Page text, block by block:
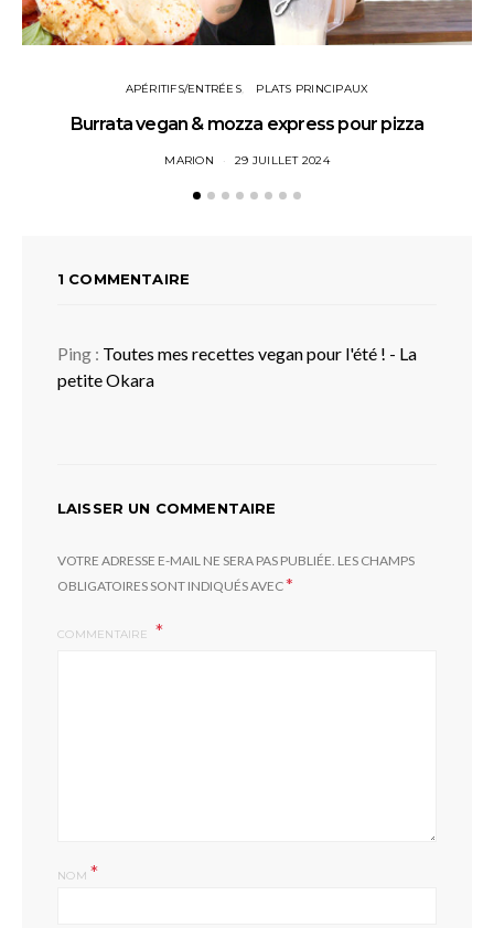
APÉRITIFS/ENTRÉES PLATS PRINCIPAUX
Burrata vegan & mozza express pour pizza
MARION 29 JUILLET 2024
1 COMMENTAIRE
Ping : Toutes mes recettes vegan pour l'été ! - La
petite Okara
LAISSER UN COMMENTAIRE
VOTRE ADRESSE E-MAIL NE SERA PAS PUBLIÉE. LES CHAMPS
OBLIGATOIRES SONT INDIQUÉS AVEC*
COMMENTAIRE
NOM *